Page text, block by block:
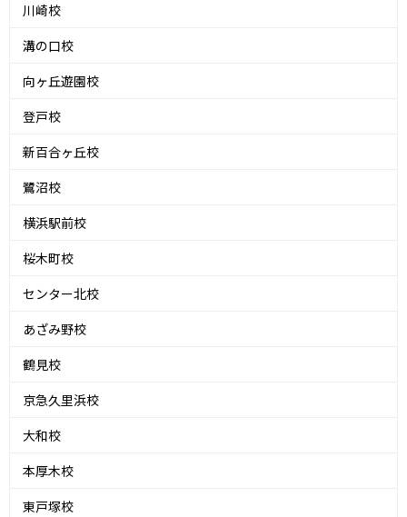
川崎校
溝の口校
向ヶ丘遊園校
登戸校
新百合ヶ丘校
鷺沼校
横浜駅前校
桜木町校
センター北校
あざみ野校
鶴見校
京急久里浜校
大和校
本厚木校
東戸塚校